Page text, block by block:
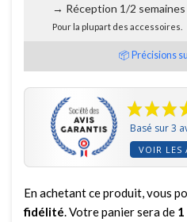
→ Réception 1/2
Pour la plupart des accessoires.
📦 Précisions
Basé sur 3
VOIR LES
En achetant ce produit, vous
fidélité. Votre panier sera de 1